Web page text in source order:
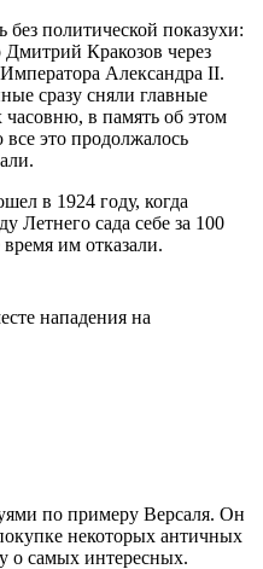
без политической показухи:
Кракозов через
Александра II.
сразу сняли главные
часовню, в память об этом
это продолжалось
в 1924 году, когда
Летнего сада себе за 100
им отказали.
нападения на
по примеру Версаля. Он
некоторых античных
о самых интересных.